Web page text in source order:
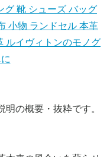
グ 靴 シューズ バッグ
小物 ランドセル 本革
ルイヴィトンのモノグ
の概要・抜粋です。